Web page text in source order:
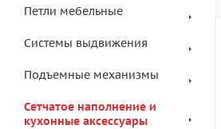
Петли мебельные
Системы выдвижения
Подъемные механизмы
Сетчатое наполнение и
кухонные аксессуары